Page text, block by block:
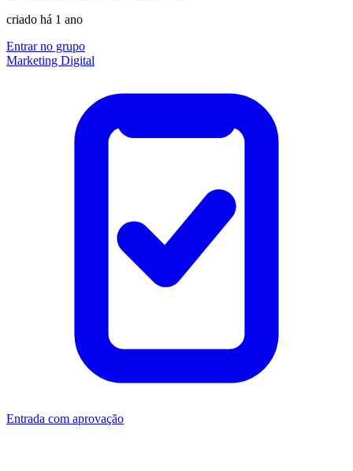
criado há 1 ano
Entrar no grupo
Marketing Digital
Entrada com aprovação